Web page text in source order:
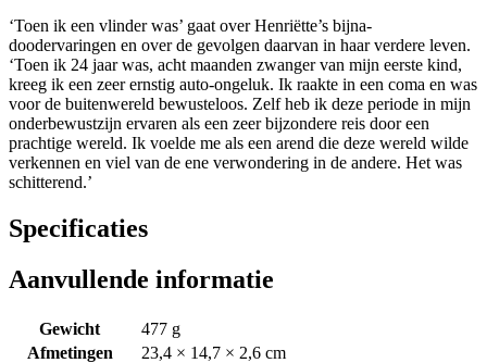
‘Toen ik een vlinder was’ gaat over Henriëtte’s bijna-
doodervaringen en over de gevolgen daarvan in haar verdere leven.
‘Toen ik 24 jaar was, acht maanden zwanger van mijn eerste kind,
kreeg ik een zeer ernstig auto-ongeluk. Ik raakte in een coma en was
voor de buitenwereld bewusteloos. Zelf heb ik deze periode in mijn
onderbewustzijn ervaren als een zeer bijzondere reis door een
prachtige wereld. Ik voelde me als een arend die deze wereld wilde
verkennen en viel van de ene verwondering in de andere. Het was
schitterend.’
Specificaties
Aanvullende informatie
Gewicht
477 g
Afmetingen
23,4 × 14,7 × 2,6 cm